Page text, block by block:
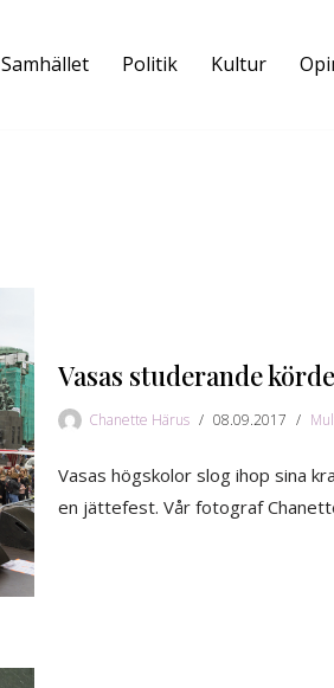
Samhället Politik Kultur
Vasas studerande
Chanette Härus 08.09.2017
Vasas högskolor slog ihop sina
en jättefest. Vår fotograf